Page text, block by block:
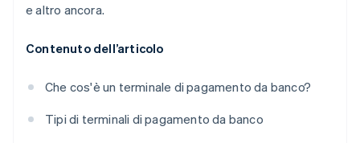
e altro ancora.
Contenuto dell’articolo
Che cos'è un terminale di pagamento da banco?
Tipi di terminali di pagamento da banco